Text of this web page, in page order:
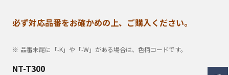
必ず対応品番をお確かめの上、ご購入ください。
品番末尾に「-K」や「-W」がある場合は、色柄コードです。
NT-T300